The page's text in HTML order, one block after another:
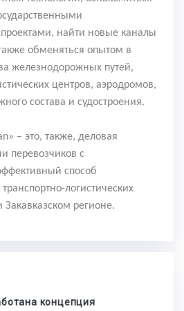
найти новые каналы
обменяться опытом в
железнодорожных путей,
центров, аэродромов,
состава и судостроения.
» – это, также, деловая
перевозчиков с
способ
логистических
Закавказском регионе.
концепция